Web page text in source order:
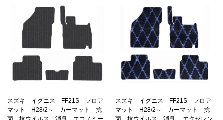
スズキ イグニス FF21S フロア
マット H28/2～ カーマット 抗
菌 抗ウイルス 消臭 エコノミー
スズキ イグニス FF21S フロア
マット H28/2～ カーマット 抗
菌 抗ウイルス 消臭 エクセレン